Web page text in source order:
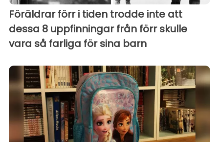
Föräldrar förr i tiden trodde inte att
dessa 8 uppfinningar från förr skulle
vara så farliga för sina barn